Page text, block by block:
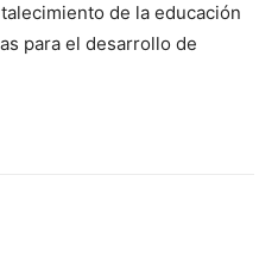
de la educación
para el desarrollo de